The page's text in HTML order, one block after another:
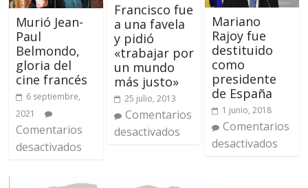
Murió Jean-
Paul
Belmondo,
gloria del
cine francés
6 septiembre,
2021
Comentarios
desactivados
Francisco fue
a una favela
y pidió
«trabajar por
un mundo
más justo»
25 julio, 2013
Comentarios
desactivados
Mariano
Rajoy fue
destituido
como
presidente
de España
1 junio, 2018
Comentarios
desactivados